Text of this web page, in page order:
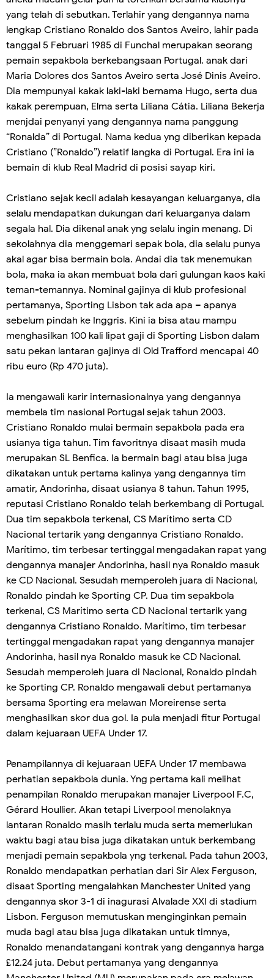
yang telah di sebutkan. Terlahir yang dengannya nama
lengkap Cristiano Ronaldo dos Santos Aveiro, lahir pada
tanggal 5 Februari 1985 di Funchal merupakan seorang
pemain sepakbola berkebangsaan Portugal. anak dari
Maria Dolores dos Santos Aveiro serta José Dinis Aveiro.
Dia mempunyai kakak laki-laki bernama Hugo, serta dua
kakak perempuan, Elma serta Liliana Cátia. Liliana Bekerja
menjdai penyanyi yang dengannya nama panggung
“Ronalda” di Portugal. Nama kedua yng diberikan kepada
Cristiano (”Ronaldo”) relatif langka di Portugal. Era ini ia
bemain di klub Real Madrid di posisi sayap kiri.
Cristiano sejak kecil adalah kesayangan keluarganya, dia
selalu mendapatkan dukungan dari keluarganya dalam
segala hal. Dia dikenal anak yng selalu ingin menang. Di
sekolahnya dia menggemari sepak bola, dia selalu punya
akal agar bisa bermain bola. Andai dia tak menemukan
bola, maka ia akan membuat bola dari gulungan kaos kaki
teman-temannya. Nominal gajinya di klub profesional
pertamanya, Sporting Lisbon tak ada apa – apanya
sebelum pindah ke Inggris. Kini ia bisa atau mampu
menghasilkan 100 kali lipat gaji di Sporting Lisbon dalam
satu pekan lantaran gajinya di Old Trafford mencapai 40
ribu euro (Rp 470 juta).
Ia mengawali karir internasionalnya yang dengannya
membela tim nasional Portugal sejak tahun 2003.
Cristiano Ronaldo mulai bermain sepakbola pada era
usianya tiga tahun. Tim favoritnya disaat masih muda
merupakan SL Benfica. Ia bermain bagi atau bisa juga
dikatakan untuk pertama kalinya yang dengannya tim
amatir, Andorinha, disaat usianya 8 tahun. Tahun 1995,
reputasi Cristiano Ronaldo telah berkembang di Portugal.
Dua tim sepakbola terkenal, CS Marítimo serta CD
Nacional tertarik yang dengannya Cristiano Ronaldo.
Marítimo, tim terbesar tertinggal mengadakan rapat yang
dengannya manajer Andorinha, hasil nya Ronaldo masuk
ke CD Nacional. Sesudah memperoleh juara di Nacional,
Ronaldo pindah ke Sporting CP. Dua tim sepakbola
terkenal, CS Marítimo serta CD Nacional tertarik yang
dengannya Cristiano Ronaldo. Marítimo, tim terbesar
tertinggal mengadakan rapat yang dengannya manajer
Andorinha, hasil nya Ronaldo masuk ke CD Nacional.
Sesudah memperoleh juara di Nacional, Ronaldo pindah
ke Sporting CP. Ronaldo mengawali debut pertamanya
bersama Sporting era melawan Moreirense serta
menghasilkan skor dua gol. Ia pula menjadi fitur Portugal
dalam kejuaraan UEFA Under 17.
Penampilannya di kejuaraan UEFA Under 17 membawa
perhatian sepakbola dunia. Yng pertama kali melihat
penampilan Ronaldo merupakan manajer Liverpool F.C,
Gérard Houllier. Akan tetapi Liverpool menolaknya
lantaran Ronaldo masih terlalu muda serta memerlukan
waktu bagi atau bisa juga dikatakan untuk berkembang
menjadi pemain sepakbola yng terkenal. Pada tahun 2003,
Ronaldo mendapatkan perhatian dari Sir Alex Ferguson,
disaat Sporting mengalahkan Manchester United yang
dengannya skor 3-1 di inagurasi Alvalade XXI di stadium
Lisbon. Ferguson memutuskan menginginkan pemain
muda bagi atau bisa juga dikatakan untuk timnya,
Ronaldo menandatangani kontrak yang dengannya harga
£12.24 juta. Debut pertamanya yang dengannya